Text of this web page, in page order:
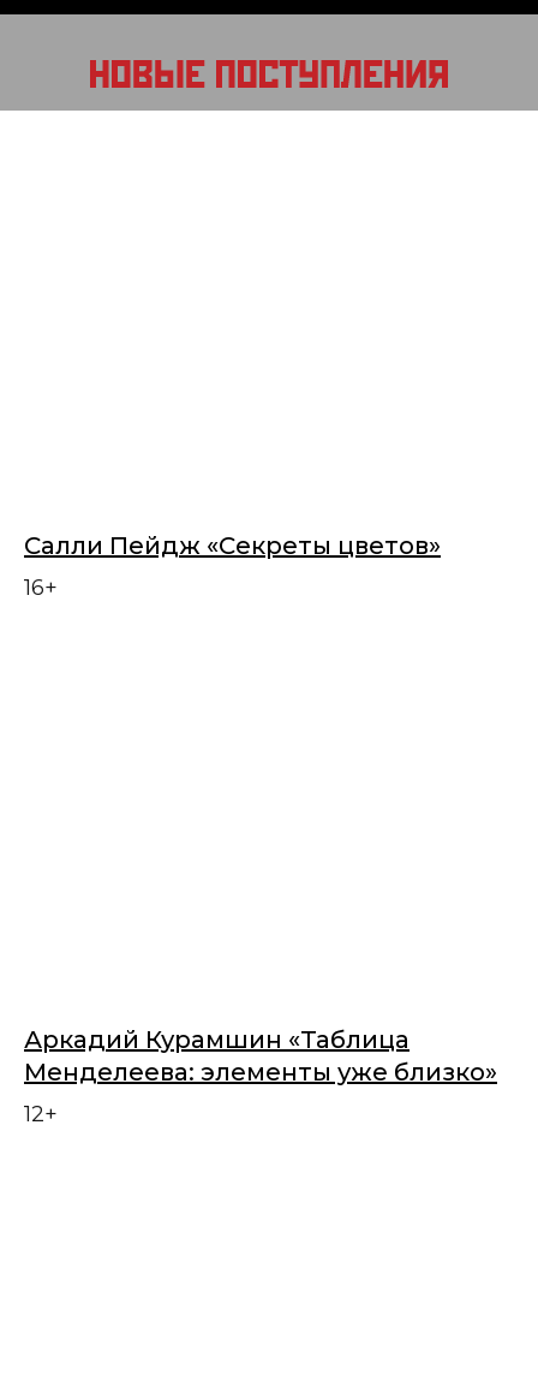
Салли Пейдж «Секреты цветов»
16+
Аркадий Курамшин «Таблица
Менделеева: элементы уже близко»
12+